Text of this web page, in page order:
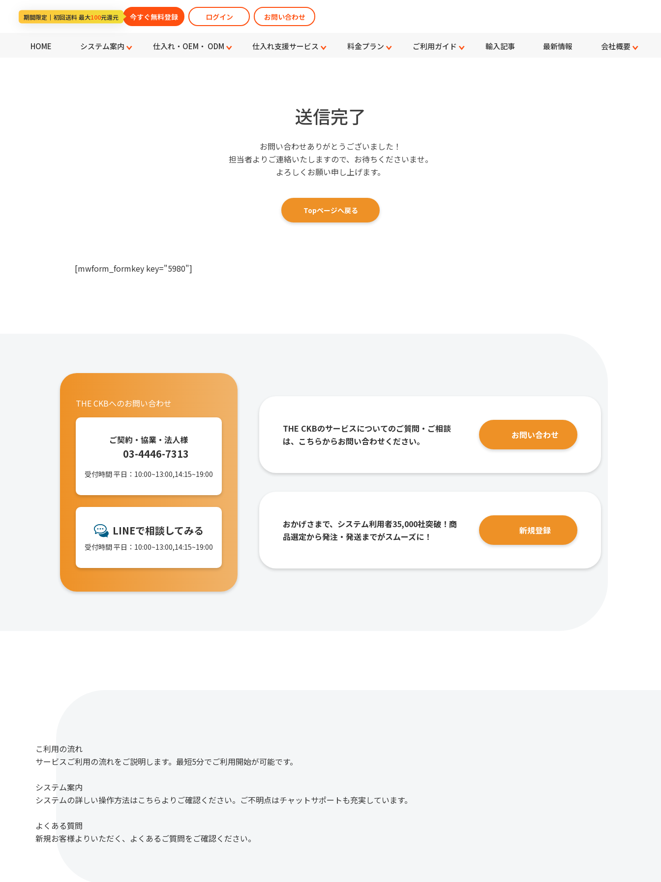
期間限定 初回送料 最大100元還元 今すぐ無料登録 ログイン お問い合わせ
HOME システム案内 仕入れ・OEM・ ODM 仕入れ支援サービス 料金プラン ご利用ガイド 輸入記事 最新情報 会社概要
> お問い合わせ完了画面
送信完了
お問い合わせありがとうございました！
担当者よりご連絡いたしますので、お待ちくださいませ。
よろしくお願い申し上げます。
Topページへ戻る
[mwform_formkey key="5980"]
THE CKBへのお問い合わせ
ご契約・協業・法人様
03-4446-7313
受付時間 平日：10:00~13:00,14:15~19:00
LINEで相談してみる
受付時間 平日：10:00~13:00,14:15~19:00
THE CKBのサービスについてのご質問・ご相談
は、こちらからお問い合わせください。
お問い合わせ
おかげさまで、システム利用者35,000社突破！商
品選定から発注・発送までがスムーズに！
新規登録
こ利用の流れ
サービスご利用の流れをご説明します。最短5分でご利用開始が可能です。
システム案内
システムの詳しい操作方法はこちらよりご確認ください。ご不明点はチャットサポートも充実しています。
よくある質問
新規お客様よりいただく、よくあるご質問をご確認ください。